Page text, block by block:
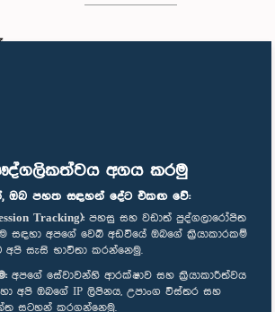
අගය කරමු
ඔබ පහත සඳහන් දේට එකඟ වේ:
Tracking): පහසු සහ වඩාත් පුද්ගලාරෝපිත
සඳහා අපගේ වෙබ් අඩවියේ ඔබගේ ක්‍රියාකාරකම්
සැසි භාවිතා කරන්නෙමු.
අපගේ සේවාවන්හි ආරක්ෂාව සහ ක්‍රියාකාරීත්වය
අපි ඔබගේ IP ලිපිනය, උපාංග විස්තර සහ
සටහන් කරගන්නෙමු.
: